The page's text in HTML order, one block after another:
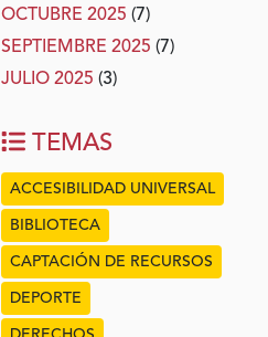
OCTUBRE 2025 (7)
SEPTIEMBRE 2025 (7)
JULIO 2025 (3)
TEMAS
ACCESIBILIDAD UNIVERSAL
BIBLIOTECA
CAPTACIÓN DE RECURSOS
DEPORTE